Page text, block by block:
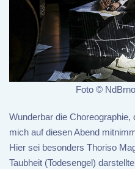
Foto ©
Wunderbar die
mich auf diesen Abend
Hier sei besonders Thoriso
Taubheit (Todesengel)